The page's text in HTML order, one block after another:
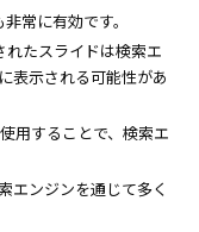
常に有効です。
れたスライドは検索エ
表示される可能性があ
用することで、検索エ
エンジンを通じて多く